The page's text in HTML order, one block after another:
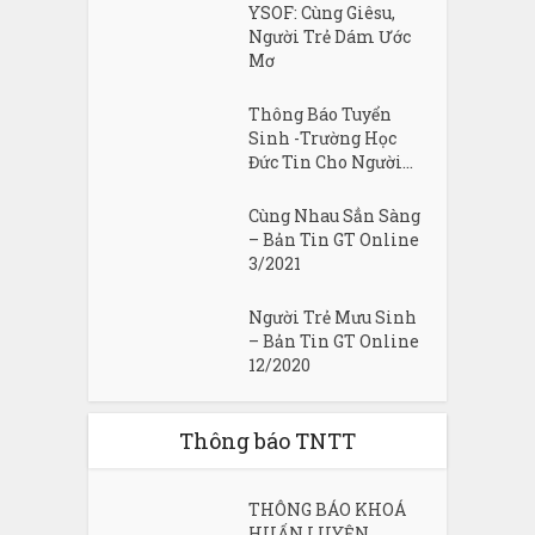
YSOF: Cùng Giêsu,
Người Trẻ Dám Ước
Mơ
Thông Báo Tuyển
Sinh -Trường Học
Đức Tin Cho Người...
Cùng Nhau Sẳn Sàng
– Bản Tin GT Online
3/2021
Người Trẻ Mưu Sinh
– Bản Tin GT Online
12/2020
Thông báo TNTT
THÔNG BÁO KHOÁ